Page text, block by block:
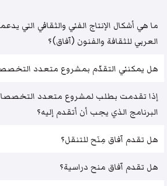
ما هي أشكال الإنتاج الفني والثقافي التي
العربي للثقافة والفنون (آفاق)؟
هل يمكنني التقدّم بمشروع متعدد
إذا تقدمت بطلب لمشروع متعدد
البرنامج الذي يجب أن أتقدم إليه؟
هل تقدم آفاق مِنَح للتنقل؟
هل تقدم آفاق منح دراسية؟